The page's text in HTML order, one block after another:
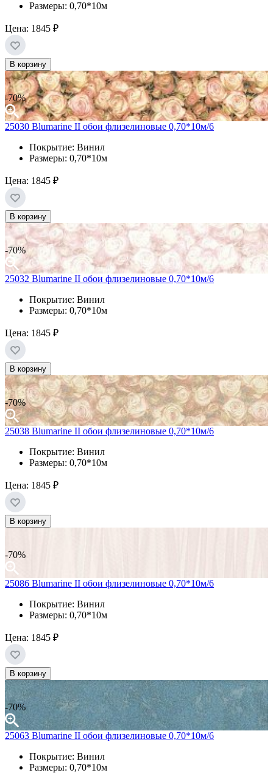
Размеры: 0,70*10м
Цена: 1845 ₽
В корзину
-70%
25030 Blumarine II обои флизелиновые 0,70*10м/6
Покрытие: Винил
Размеры: 0,70*10м
Цена: 1845 ₽
В корзину
-70%
25032 Blumarine II обои флизелиновые 0,70*10м/6
Покрытие: Винил
Размеры: 0,70*10м
Цена: 1845 ₽
В корзину
-70%
25038 Blumarine II обои флизелиновые 0,70*10м/6
Покрытие: Винил
Размеры: 0,70*10м
Цена: 1845 ₽
В корзину
-70%
25086 Blumarine II обои флизелиновые 0,70*10м/6
Покрытие: Винил
Размеры: 0,70*10м
Цена: 1845 ₽
В корзину
-70%
25063 Blumarine II обои флизелиновые 0,70*10м/6
Покрытие: Винил
Размеры: 0,70*10м